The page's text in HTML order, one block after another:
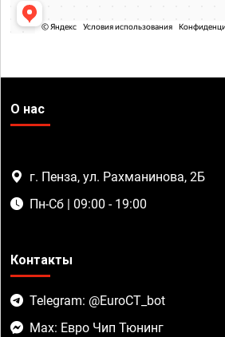
О нас
г. Пенза, ул. Рахманинова, 2Б
Пн-Сб | 09:00 - 19:00
Контакты
Telegram: @EuroCT_bot
Max: Евро Чип Тюнинг